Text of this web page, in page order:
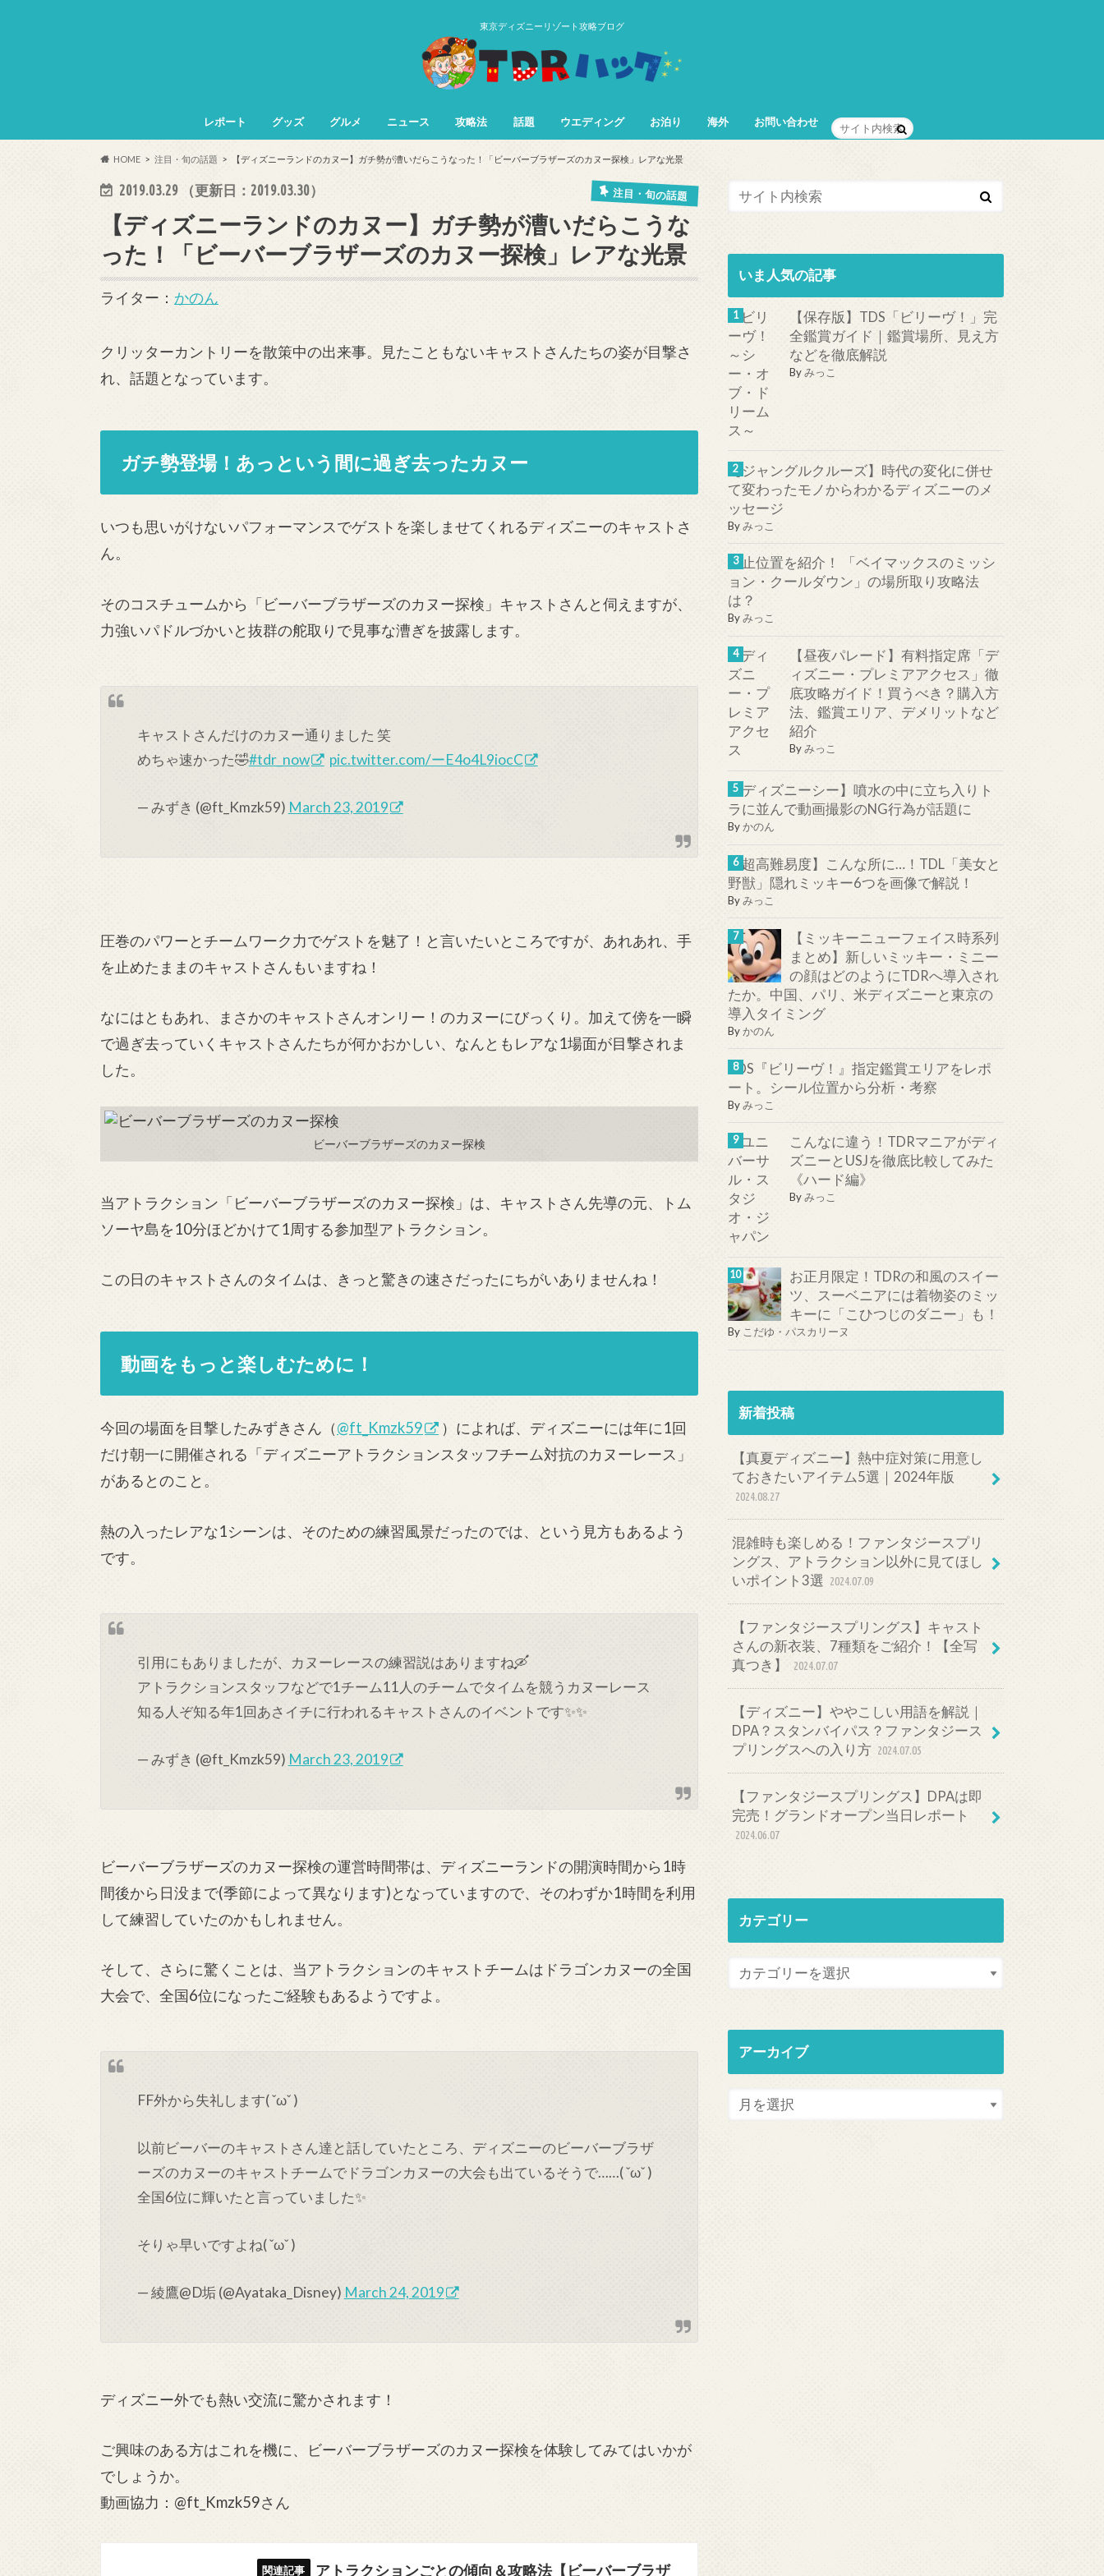
東京ディズニーリゾート攻略ブログ
レポート グッズ グルメ ニュース 攻略法 話題 ウエディング お泊り 海外 お問い合わせ
HOME 注目・旬の話題 【ディズニーランドのカヌー】ガチ勢が漕いだらこうなった！「ビーバーブラザーズのカヌー探検」レアな光景
2019.03.29（更新日： 2019.03.30） 注目・旬の話題
【ディズニーランドのカヌー】ガチ勢が漕いだらこうな
った！「ビーバーブラザーズのカヌー探検」レアな光景
ライター： かのん
クリッターカントリーを散策中の出来事。見たこともないキャストさんたちの姿が目撃さ
れ、話題となっています。
ガチ勢登場！あっという間に過ぎ去ったカヌー
いつも思いがけないパフォーマンスでゲストを楽しませてくれるディズニーのキャストさ
ん。
そのコスチュームから「ビーバーブラザーズのカヌー探検」キャストさんと伺えますが、
力強いパドルづかいと抜群の舵取りで見事な漕ぎを披露します。
キャストさんだけのカヌー通りました 笑
めちゃ速かった🤣#tdr_now pic.twitter.com/ーE4o4L9iocC
— みずき (@ft_Kmzk59) March 23, 2019
圧巻のパワーとチームワーク力でゲストを魅了！と言いたいところですが、あれあれ、手
を止めたままのキャストさんもいますね！
なにはともあれ、まさかのキャストさんオンリー！のカヌーにびっくり。加えて傍を一瞬
で過ぎ去っていくキャストさんたちが何かおかしい、なんともレアな1場面が目撃されま
した。
ビーバーブラザーズのカヌー探検
当アトラクション「ビーバーブラザーズのカヌー探検」は、キャストさん先導の元、トム
ソーヤ島を10分ほどかけて1周する参加型アトラクション。
この日のキャストさんのタイムは、きっと驚きの速さだったにちがいありませんね！
動画をもっと楽しむために！
今回の場面を目撃したみずきさん（@ft_Kmzk59
）によれば、ディズニーには年に1回
だけ朝一に開催される「ディズニーアトラクションスタッフチーム対抗のカヌーレース」
があるとのこと。
熱の入ったレアな1シーンは、そのための練習風景だったのでは、という見方もあるよう
です。
引用にもありましたが、カヌーレースの練習説はありますね🛶
アトラクションスタッフなどで1チーム11人のチームでタイムを競うカヌーレース
知る人ぞ知る年1回あさイチに行われるキャストさんのイベントです✨✨
— みずき (@ft_Kmzk59) March 23, 2019
ビーバーブラザーズのカヌー探検の運営時間帯は、ディズニーランドの開演時間から1時
間後から日没まで(季節によって異なります)となっていますので、そのわずか1時間を利用
して練習していたのかもしれません。
そして、さらに驚くことは、当アトラクションのキャストチームはドラゴンカヌーの全国
大会で、全国6位になったご経験もあるようですよ。
FF外から失礼します( ˇωˇ )
以前ビーバーのキャストさん達と話していたところ、ディズニーのビーバーブラザ
ーズのカヌーのキャストチームでドラゴンカヌーの大会も出ているそうで……( ˇωˇ )
全国6位に輝いたと言っていました✨
そりゃ早いですよね( ˇωˇ )
— 綾鷹@D垢 (@Ayataka_Disney) March 24, 2019
ディズニー外でも熱い交流に驚かされます！
ご興味のある方はこれを機に、ビーバーブラザーズのカヌー探検を体験してみてはいかが
でしょうか。
動画協力：@ft_Kmzk59さん
アトラクションごとの傾向＆攻略法【ビーバーブラザ
いま人気の記事
【保存版】TDS「ビリーヴ！」完
全鑑賞ガイド｜鑑賞場所、見え方
などを徹底解説
Byみっこ
【ジャングルクルーズ】時代の変化に併せ
て変わったモノからわかるディズニーのメ
ッセージ
Byみっこ
停止位置を紹介！ 「ベイマックスのミッシ
ョン・クールダウン」の場所取り攻略法
は？
Byみっこ
【昼夜パレード】有料指定席「デ
ィズニー・プレミアアクセス」徹
底攻略ガイド！買うべき？購入方
法、鑑賞エリア、デメリットなど
紹介
Byみっこ
【ディズニーシー】噴水の中に立ち入りト
ラに並んで動画撮影のNG行為が話題に
Byかのん
【超高難易度】こんな所に…！TDL「美女と
野獣」隠れミッキー6つを画像で解説！
Byみっこ
【ミッキーニューフェイス時系列
まとめ】新しいミッキー・ミニー
の顔はどのようにTDRへ導入され
たか。中国、パリ、米ディズニーと東京の
導入タイミング
Byかのん
TDS『ビリーヴ！』指定鑑賞エリアをレポ
ート。シール位置から分析・考察
Byみっこ
こんなに違う！TDRマニアがディ
ズニーとUSJを徹底比較してみた
《ハード編》
Byみっこ
お正月限定！TDRの和風のスイー
ツ、スーベニアには着物姿のミッ
キーに「こひつじのダニー」も！
By こだゆ・パスカリーヌ
新着投稿
【真夏ディズニー】熱中症対策に用意し
ておきたいアイテム5選｜2024年版
2024.08.27
混雑時も楽しめる！ファンタジースプリ
ングス、アトラクション以外に見てほし
いポイント3選 2024.07.09
【ファンタジースプリングス】キャスト
さんの新衣装、7種類をご紹介！【全写
真つき】
2024.07.07
【ディズニー】ややこしい用語を解説｜
DPA？スタンバイパス？ファンタジース
プリングスへの入り方 2024.07.05
【ファンタジースプリングス】DPAは即
完売！グランドオープン当日レポート
2024.06.07
カテゴリー
アーカイブ